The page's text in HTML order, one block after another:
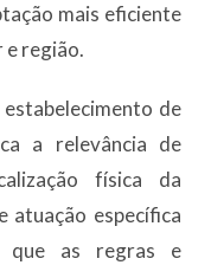
mais eficiente
e região.
de
a relevância de
física da
atuação específica
que as regras e